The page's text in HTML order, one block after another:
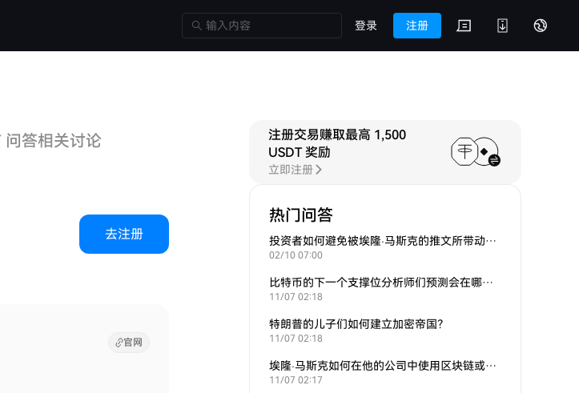
登录 注册
问答相关讨论
去注册
官网
注册交易赚取最高 1,500
USDT 奖励
立即注册
热门问答
投资者如何避免被埃隆·马斯克的推文所带动的炒作？
02/10 07:00
比特币的下一个支撑位分析师们预测会在哪里？
11/07 02:18
特朗普的儿子们如何建立加密帝国？
11/07 02:18
埃隆·马斯克如何在他的公司中使用区块链或加密货币？
11/07 02:17